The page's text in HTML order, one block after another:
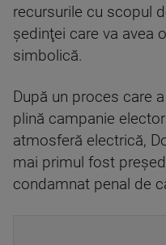
recursurile cu scopul
şedinţei care va avea
simbolică.
După un proces care
plină campanie
atmosferă electrică,
mai primul fost
condamnat penal de